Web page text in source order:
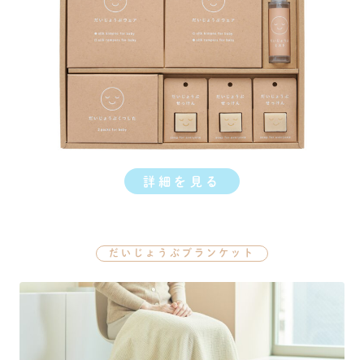
詳細を見る
だいじょうぶブランケット